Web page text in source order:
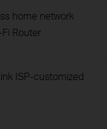
home network
Router
ISP-customized